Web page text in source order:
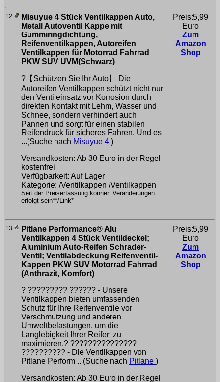
12
Misuyue 4 Stück Ventilkappen Auto,
Metall Autoventil Kappe mit
Gummiringdichtung,
Reifenventilkappen, Autoreifen
Ventilkappen für Motorrad Fahrrad
PKW SUV UVM(Schwarz)
?【Schützen Sie Ihr Auto】 Die
Autoreifen Ventilkappen schützt nicht nur
den Ventileinsatz vor Korrosion durch
direkten Kontakt mit Lehm, Wasser und
Schnee, sondern verhindert auch
Pannen und sorgt für einen stabilen
Reifendruck für sicheres Fahren. Und es
...(Suche nach Misuyue 4 )
Versandkosten: Ab 30 Euro in der Regel
kostenfrei
Verfügbarkeit: Auf Lager
Kategorie: /Ventilkappen /Ventilkappen
Seit der Preiserfassung können Veränderungen
erfolgt sein**/Link*
Preis:5,99
Euro
Zum
Amazon
Shop
13
Pitlane Performance® Alu
Ventilkappen 4 Stück Ventildeckel;
Aluminium Auto-Reifen Schrader-
Ventil; Ventilabdeckung Reifenventil-
Kappen PKW SUV Motorrad Fahrrad
(Anthrazit, Komfort)
?️ ????????? ?????? - Unsere
Ventilkappen bieten umfassenden
Schutz für Ihre Reifenventile vor
Verschmutzung und anderen
Umweltbelastungen, um die
Langlebigkeit Ihrer Reifen zu
maximieren.? ???????????????
?????????? - Die Ventilkappen von
Pitlane Perform ...(Suche nach Pitlane )
Versandkosten: Ab 30 Euro in der Regel
Preis:5,99
Euro
Zum
Amazon
Shop